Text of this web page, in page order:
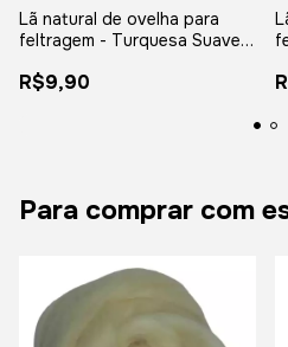
Lã natural de ovelha para
feltragem - Turquesa Suave -
R$9,90
Para comprar com